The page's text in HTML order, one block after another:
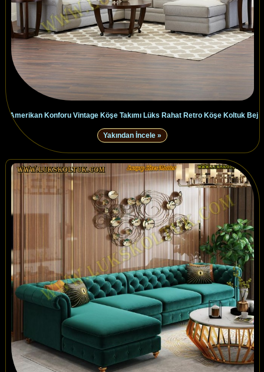
Amerikan Konforu Vintage Köşe Takımı Lüks Rahat Retro Köşe Koltuk Bej
Yakından İncele »